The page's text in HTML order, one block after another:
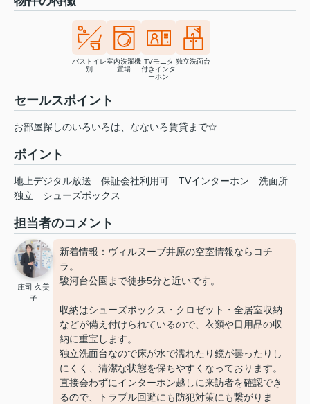
バストイレ
別
室内洗濯機
置場
TVモニタ
付きインタ
ーホン
独立洗面台
セールスポイント
お部屋探しのいろいろは、なないろ賃貸まで☆
ポイント
地上デジタル放送 保証会社利用可 TVインターホン
洗面所
独立
シューズボックス
担当者のコメント
庄司 久美
子
新着情報：ヴィルヌーブ井原の空室情報ならコチ
ラ。
駿河台公園まで徒歩5分と近いです。
収納はシューズボックス・クロゼット・全居室収納
などが備え付けられているので、衣類や日用品の収
納に重宝します。
独立洗面台なので床が水で濡れたり鏡が曇ったりし
にくく、清潔な状態を保ちやすくなっております。
直接会わずにインターホン越しに来訪者を確認でき
るので、トラブル回避にも防犯対策にも繋がりま